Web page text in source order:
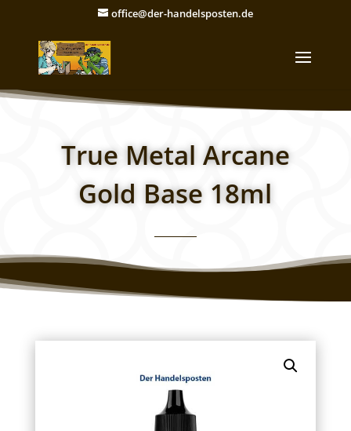
office@der-handelsposten.de
True Metal Arcane
Gold Base 18ml